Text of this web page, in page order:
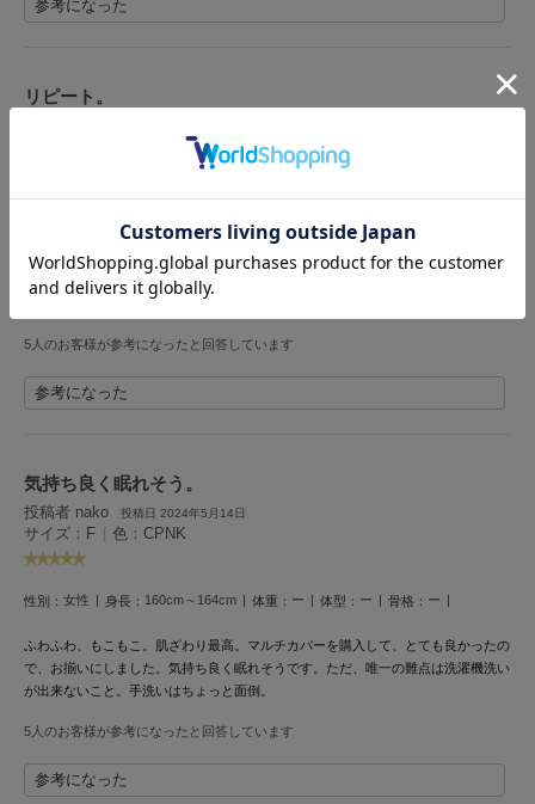
LILY BROWN Lingerie
made of Organics
メイドオブオーガニクス
MICHU COQUETTE
MIESROHE
miies miim
ミーエスミーム
Mila Owen
ミラオーウェン
MUCHA
ミュシャ
NEW Balance
参考になった
リピート。
ピンクを購入して、肌ざわりがとても気に入ったので、洗い替えに色違いでリピー
ト購入しました。フワモコのこの感触はジェラートピケならではですね。私の熟睡
に一役かってくれています。
5人のお客様が参考になったと回答しています
参考になった
気持ち良く眠れそう。
投稿者 nako 投稿日 2024年5月14日
サイズ：F 色：CPNK
性別： 女性 身長： 160cm～164cm 体重： ー 体型： ー 骨格： ー
ふわふわ、もこもこ。肌ざわり最高。マルチカバーを購入して、とても良かったの
で、お揃いにしました。気持ち良く眠れそうです。ただ、唯一の難点は洗濯機洗い
が出来ないこと。手洗いはちょっと面倒。
5人のお客様が参考になったと回答しています
参考になった